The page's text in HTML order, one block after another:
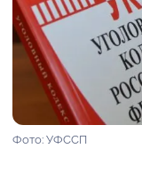
Фото: УФССП